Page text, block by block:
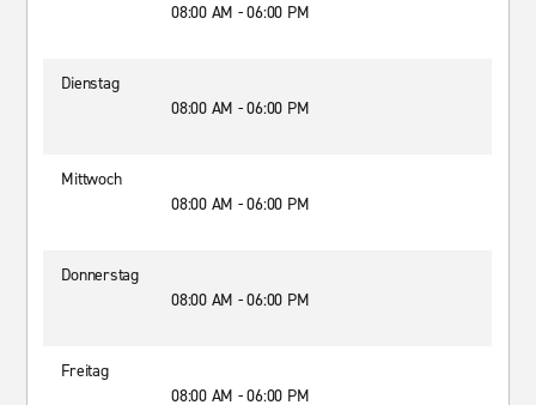
08:00 AM - 06:00 PM
Dienstag
08:00 AM - 06:00 PM
Mittwoch
08:00 AM - 06:00 PM
Donnerstag
08:00 AM - 06:00 PM
Freitag
08:00 AM - 06:00 PM